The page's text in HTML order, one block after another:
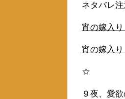
ネタバレ
宵の嫁入
宵の嫁入
☆
９夜、愛